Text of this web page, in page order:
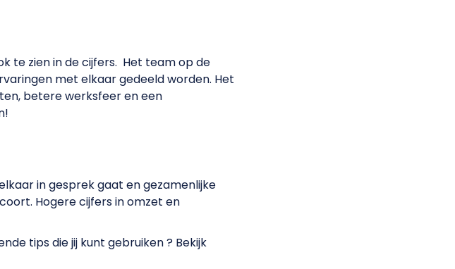
te zien in de cijfers. Het team op de
met elkaar gedeeld worden. Het
betere werksfeer en een
in gesprek gaat en gezamenlijke
Hogere cijfers in omzet en
tips die jij kunt gebruiken ? Bekijk